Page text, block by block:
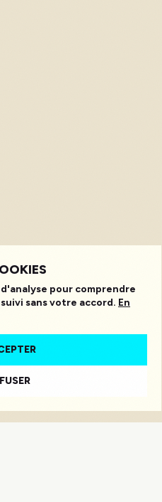
pour comprendre
sans votre accord. En